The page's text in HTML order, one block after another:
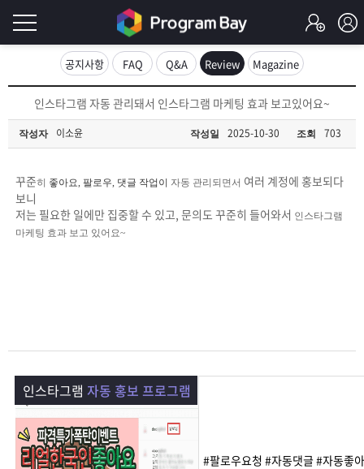
그
인
요
로
인
Q&A
프
베
이
램
구
프
로
춤
상
고
객
마
공지사항 FAQ Q&A Review Magazine
인스타그램 자동 관리돼서 인스타그램 마케팅 효과 보고있어요~
작성자 이소윤 작성일 2025-10-30 조회 703
꾸준히 좋아요, 팔로우, 댓글 작업이 자동 관리되면서 여러 계정에 홍보되다
보니
저는 필요한 일에만 집중할 수 있고, 문의도 꾸준히 들어와서 인스타그램
마케팅 효과 보고 있어요~
인스타그램 자동 홍보 프로그램
#팔로우요청 #자동댓글 #자동좋